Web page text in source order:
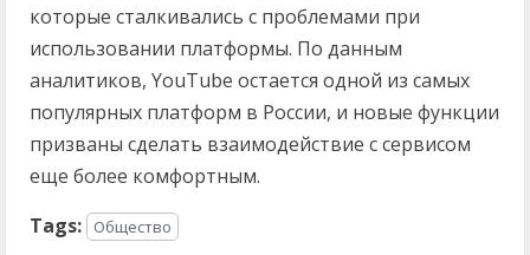
которые сталкивались с проблемами при
использовании платформы. По данным
аналитиков, YouTube остается одной из самых
популярных платформ в России, и новые функции
призваны сделать взаимодействие с сервисом
еще более комфортным.
Tags:
Общество